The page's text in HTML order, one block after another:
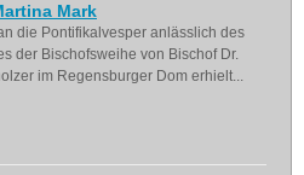
Mark
die Pontifikalvesper anlässlich des
der Bischofsweihe von Bischof Dr.
im Regensburger Dom erhielt...